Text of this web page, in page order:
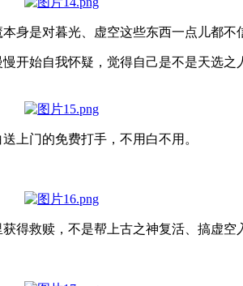
身是对暮光、虚空这些东西一点儿都不
开始自我怀疑，觉得自己是不是天选
上门的免费打手，不用白不用。
得救赎，不是帮上古之神复活、搞虚空